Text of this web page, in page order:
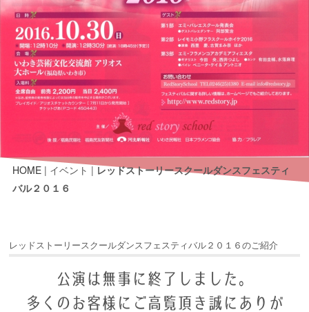
HOME | イベント |レッドストーリースクールダンスフェスティ
バル２０１６
レッドストーリースクールダンスフェスティバル２０１６のご紹介
公演は無事に終了しました。
多くのお客様にご高覧頂き誠にありが